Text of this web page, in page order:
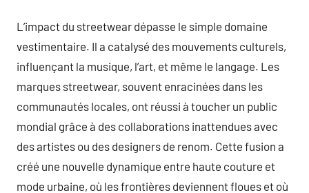
L’impact du streetwear dépasse le simple domaine
vestimentaire. Il a catalysé des mouvements culturels,
influençant la musique, l’art, et même le langage. Les
marques streetwear, souvent enracinées dans les
communautés locales, ont réussi à toucher un public
mondial grâce à des collaborations inattendues avec
des artistes ou des designers de renom. Cette fusion a
créé une nouvelle dynamique entre haute couture et
mode urbaine, où les frontières deviennent floues et où